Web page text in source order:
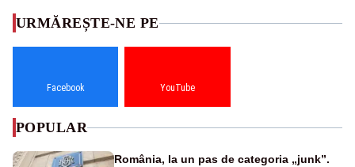
URMĂREȘTE-NE PE
Facebook YouTube
POPULAR
România, la un pas de categoria „junk”.